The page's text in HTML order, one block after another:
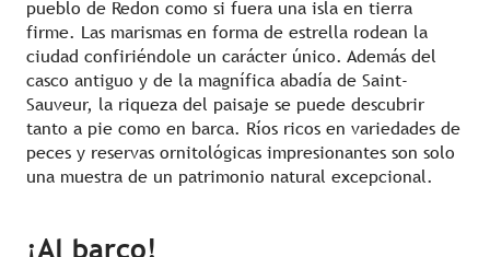
pueblo de Redon como si fuera una isla en tierra
firme. Las marismas en forma de estrella rodean la
ciudad confiriéndole un carácter único. Además del
casco antiguo y de la magnífica abadía de Saint-
Sauveur, la riqueza del paisaje se puede descubrir
tanto a pie como en barca. Ríos ricos en variedades de
peces y reservas ornitológicas impresionantes son solo
una muestra de un patrimonio natural excepcional.
¡Al barco!